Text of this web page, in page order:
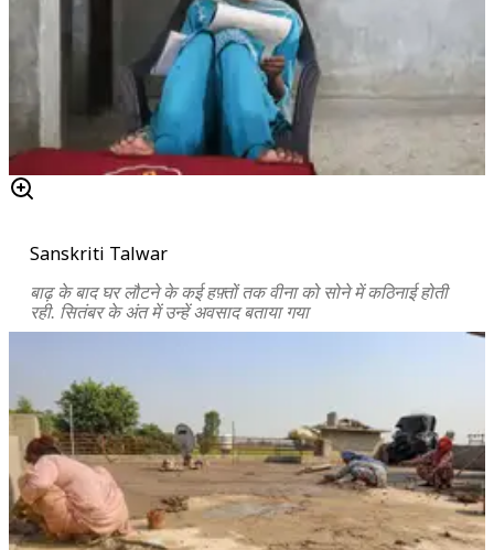
Sanskriti Talwar
बाढ़ के बाद घर लौटने के कई हफ़्तों तक वीना को सोने में कठिनाई होती
रही. सितंबर के अंत में उन्हें अवसाद बताया गया